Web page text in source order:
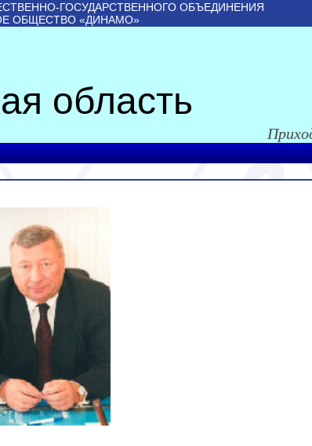
ГОСУДАРСТВЕННОГО ОБЪЕДИНЕНИЯ
ОБЩЕСТВО «ДИНАМО»
область